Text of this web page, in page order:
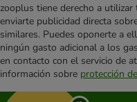
zooplus tiene derecho a
enviarte publicidad directa
similares. Puedes oponerte a
ningún gasto adicional a los
en contacto con el servicio de
información sobre protección